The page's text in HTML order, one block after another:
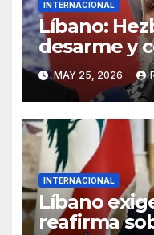
INTERNACIONAL
Líbano:
desarme y
injerencia
MAY 25, 2026
INTERNACIONAL
Líbano
reafirma